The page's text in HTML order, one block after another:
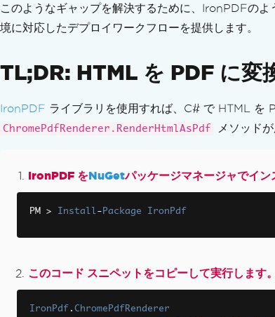
MDをPDFに変換
XMLをPDFに変換
PDF to SVG
動的ウェブページをPDFへ
XAML を PDF に（MAUI）
PDFレポートを生成
RazorをPDFに（Blazor Server）
CSHTMLからPDFへ（MVC Core）
CSHTMLからPDF（ヘッドレスで）
TLSウェブサイト & システムログイ
クッキー
HTTPリクエストヘッダー
このようなギャップを解決するために、IronPDFの
境に対応したデプロイワークフローを提供します。
TL;DR: HTML を PDF に変
IronPDF ライブラリを使用すれば、C# で HTML を
ChromePdfRenderer.RenderHtmlAsPdf メソッド
IronPDF をNuGetパッケージマネージャでイン
PM > Install- Package IronPdf
このコード スニペットをコピーして実行します。
IronPdf . ChromePdfRenderer